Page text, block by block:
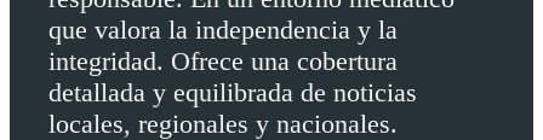
que valora la independencia y la
integridad. Ofrece una cobertura
detallada y equilibrada de noticias
locales, regionales y nacionales.